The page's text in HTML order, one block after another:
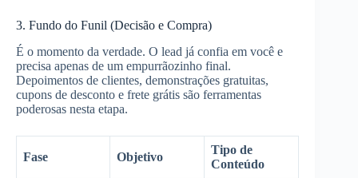
3. Fundo do Funil (Decisão e Compra)
É o momento da verdade. O lead já confia em você e
precisa apenas de um empurrãozinho final.
Depoimentos de clientes, demonstrações gratuitas,
cupons de desconto e frete grátis são ferramentas
poderosas nesta etapa.
Fase Objetivo
Tipo de
Conteúdo